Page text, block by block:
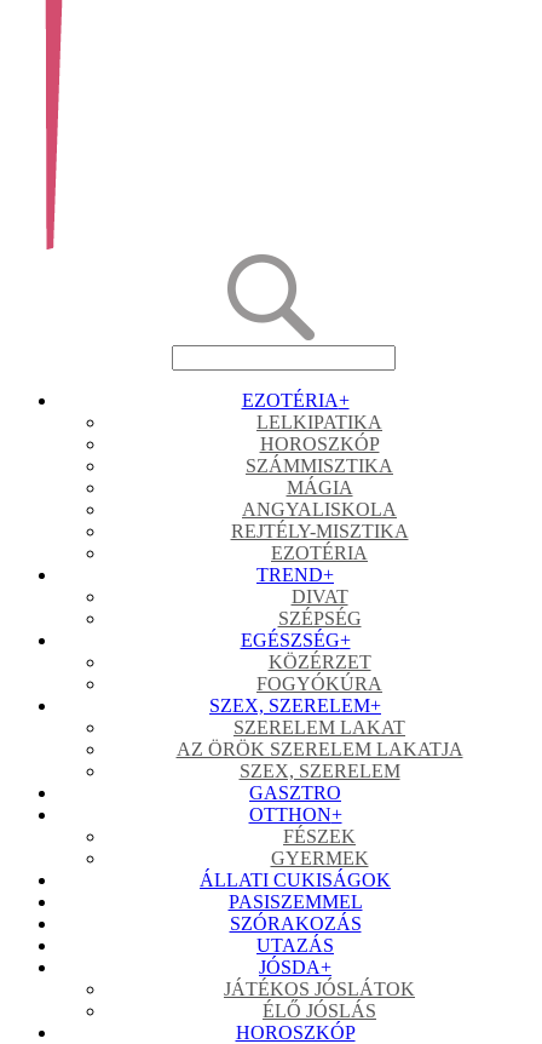
EZOTÉRIA+
LELKIPATIKA
HOROSZKÓP
SZÁMMISZTIKA
MÁGIA
ANGYALISKOLA
REJTÉLY-MISZTIKA
EZOTÉRIA
TREND+
DIVAT
SZÉPSÉG
EGÉSZSÉG+
KÖZÉRZET
FOGYÓKÚRA
SZEX, SZERELEM+
SZERELEM LAKAT
AZ ÖRÖK SZERELEM LAKATJA
SZEX, SZERELEM
GASZTRO
OTTHON+
FÉSZEK
GYERMEK
ÁLLATI CUKISÁGOK
PASISZEMMEL
SZÓRAKOZÁS
UTAZÁS
JÓSDA+
JÁTÉKOS JÓSLÁTOK
ÉLŐ JÓSLÁS
HOROSZKÓP